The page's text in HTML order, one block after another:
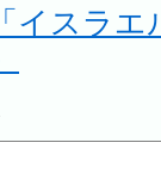
イスラ